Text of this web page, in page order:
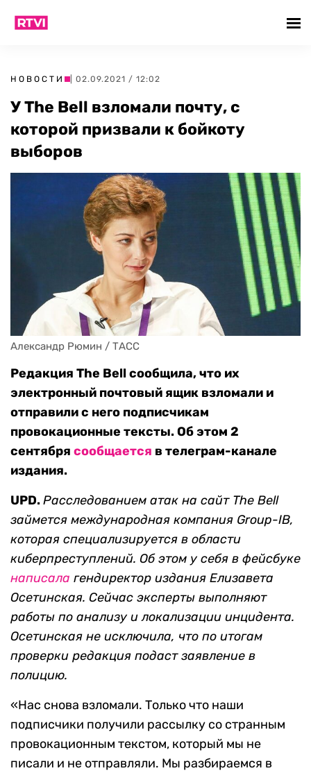
НОВОСТИ | 02.09.2021 / 12:02
У The Bell взломали почту, с
которой призвали к бойкоту
выборов
Александр Рюмин / ТАСС
Редакция The Bell сообщила, что их
электронный почтовый ящик взломали и
отправили с него подписчикам
провокационные тексты. Об этом 2
сентября сообщается в телеграм-канале
издания.
UPD.Расследованием атак на сайт The Bell
займется международная компания Group-IB,
которая специализируется в области
киберпреступлений. Об этом у себя в фейсбуке
написала гендиректор издания Елизавета
Осетинская. Сейчас эксперты выполняют
работы по анализу и локализации инцидента.
Осетинская не исключила, что по итогам
проверки редакция подаст заявление в
полицию.
«Нас снова взломали. Только что наши
подписчики получили рассылку со странным
провокационным текстом, который мы не
писали и не отправляли. Мы разбираемся в